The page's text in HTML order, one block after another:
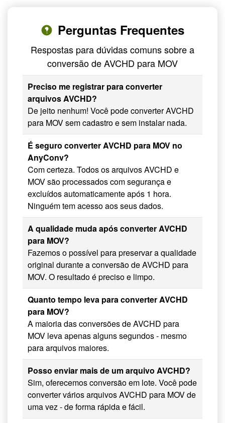
Perguntas Frequentes
Respostas para dúvidas comuns sobre a
conversão de AVCHD para MOV
Preciso me registrar para converter
arquivos AVCHD?
De jeito nenhum! Você pode converter AVCHD
para MOV sem cadastro e sem instalar nada.
É seguro converter AVCHD para MOV no
AnyConv?
Com certeza. Todos os arquivos AVCHD e
MOV são processados com segurança e
excluídos automaticamente após 1 hora.
Ninguém tem acesso aos seus dados.
A qualidade muda após converter AVCHD
para MOV?
Fazemos o possível para preservar a qualidade
original durante a conversão de AVCHD para
MOV. O resultado é preciso e limpo.
Quanto tempo leva para converter AVCHD
para MOV?
A maioria das conversões de AVCHD para
MOV leva apenas alguns segundos - mesmo
para arquivos maiores.
Posso enviar mais de um arquivo AVCHD?
Sim, oferecemos conversão em lote. Você pode
converter vários arquivos AVCHD para MOV de
uma vez - de forma rápida e fácil.